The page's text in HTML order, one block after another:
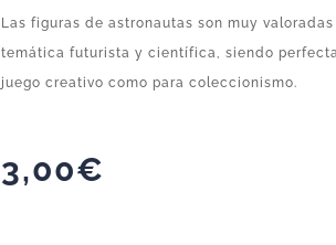
Las figuras de astronautas son muy valoradas
temática futurista y científica, siendo
juego creativo como para coleccionismo.
3,00€